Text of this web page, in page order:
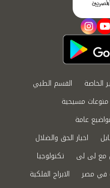
youtube
instagram
الخاصة
القسم الطبي
منوعات مسيحية
عامة
اخبار الحق والضلال
مع لى لى
تكنولوجيا
في مصر
الابراج الفلكية